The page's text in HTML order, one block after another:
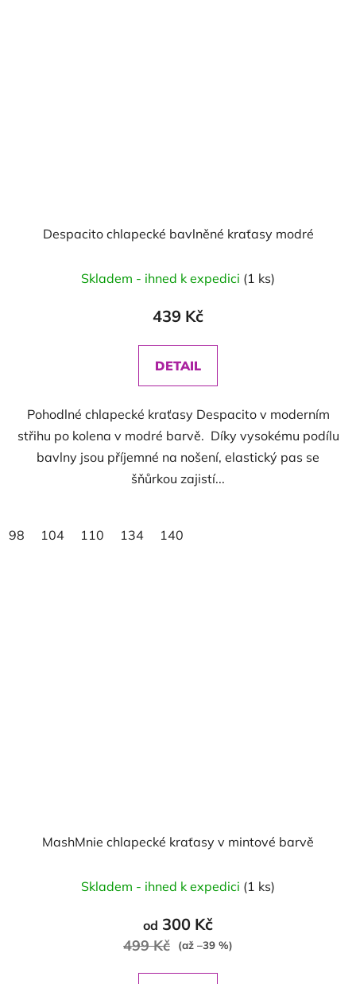
Despacito chlapecké bavlněné kraťasy modré
Skladem - ihned k expedici (1 ks)
439 Kč
DETAIL
Pohodlné chlapecké kraťasy Despacito v moderním
střihu po kolena v modré barvě. Díky vysokému podílu
bavlny jsou příjemné na nošení, elastický pas se
šňůrkou zajistí...
98 104 110 134 140
MashMnie chlapecké kraťasy v mintové barvě
Skladem - ihned k expedici (1 ks)
od 300 Kč
499 Kč (až –39 %)